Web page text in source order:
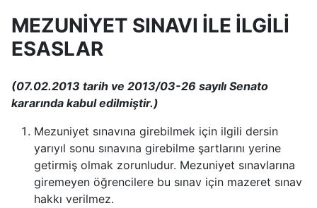
MEZUNİYET SINAVI İLE İLGİLİ
ESASLAR
(07.02.2013 tarih ve 2013/03-26 sayılı Senato
kararında kabul edilmiştir.)
Mezuniyet sınavına girebilmek için ilgili dersin
yarıyıl sonu sınavına girebilme şartlarını yerine
getirmiş olmak zorunludur. Mezuniyet sınavlarına
giremeyen öğrencilere bu sınav için mazeret sınav
hakkı verilmez.